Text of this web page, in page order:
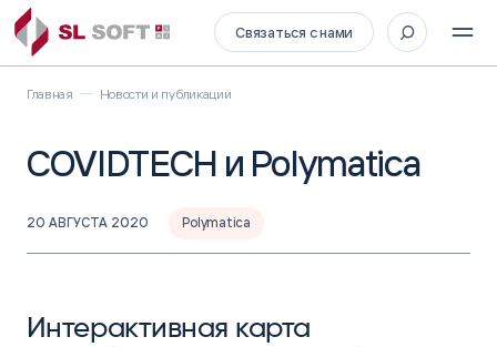
Связаться с нами
Главная Новости и публикации
COVIDTECH и Polymatica
20 АВГУСТА 2020 Polymatica
Интерактивная карта